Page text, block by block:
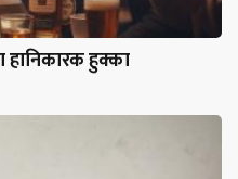
हानिकारक हुक्का